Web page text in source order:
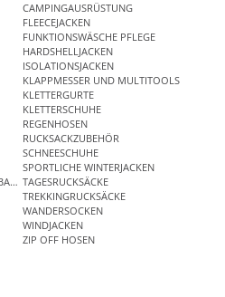
CAMPINGAUSRÜSTUNG
FLEECEJACKEN
FUNKTIONSWÄSCHE PFLEGE
HARDSHELLJACKEN
ISOLATIONSJACKEN
KLAPPMESSER UND MULTITOOLS
KLETTERGURTE
KLETTERSCHUHE
REGENHOSEN
RUCKSACKZUBEHÖR
SCHNEESCHUHE
SPORTLICHE WINTERJACKEN
TAGESRUCKSÄCKE
TREKKINGRUCKSÄCKE
WANDERSOCKEN
WINDJACKEN
ZIP OFF HOSEN